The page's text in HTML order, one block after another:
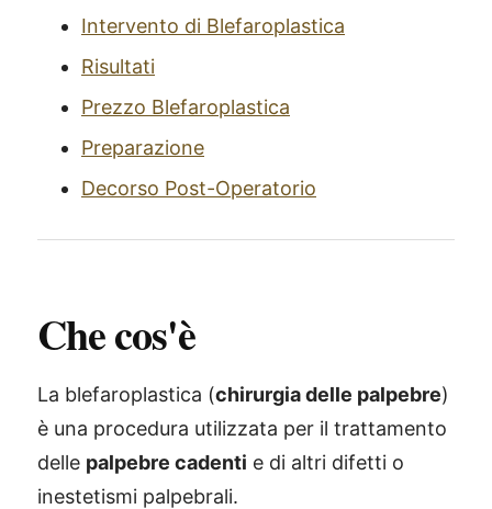
Intervento di Blefaroplastica
Risultati
Prezzo Blefaroplastica
Preparazione
Decorso Post-Operatorio
Che cos'è
La blefaroplastica (chirurgia delle palpebre)
è una procedura utilizzata per il trattamento
delle palpebre cadenti e di altri difetti o
inestetismi palpebrali.